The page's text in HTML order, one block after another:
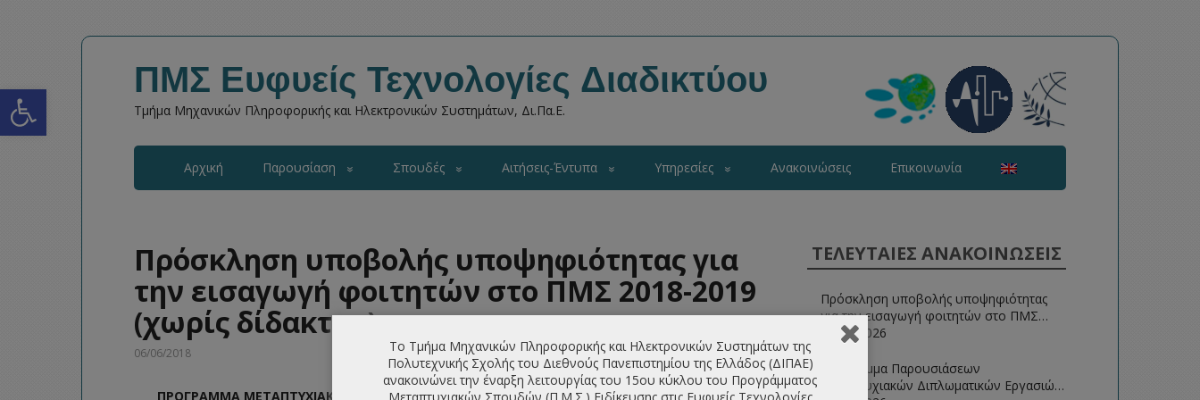
Open toolbar ΠΜΣ Ευφυείς Τεχνολογίες Διαδικτύου
Τμήμα Μηχανικών Πληροφορικής και Ηλεκτρονικών Συστημάτων, Δι.Πα.Ε.
Αρχική Παρουσίαση Σπουδές Αιτήσεις-Έντυπα Υπηρεσίες Ανακοινώσεις Επικοινωνία
Πρόσκληση υποβολής υποψηφιότητας για
την εισαγωγή φοιτητών στο ΠΜΣ 2018-2019
(χωρίς δίδακτρα)
06/06/2018
ΠΡΟΓΡΑΜΜΑ ΜΕΤΑΠΤΥΧΙΑΚΩΝ ΣΠΟΥΔΩΝ ΕΙΔΙΚΕΥΣΗΣ«ΕΥΦΥΕΙΣ ΤΕΧΝΟΛΟΓΙΕΣ ΔΙΑΔΙΚΤΥΟΥ»
ΤΕΛΕΥΤΑΙΕΣ ΑΝΑΚΟΙΝΩΣΕΙΣ
Πρόσκληση υποβολής υποψηφιότητας
για την εισαγωγή φοιτητών στο ΠΜΣ
Ευφυείς Τεχνολογίες Διαδικτύου 2026-
07/07/2026
Πρόγραμμα Παρουσιάσεων
Μεταπτυχιακών Διπλωματικών Εργασιών
Το Τμήμα Μηχανικών Πληροφορικής και Ηλεκτρονικών Συστημάτων της
Πολυτεχνικής Σχολής του Διεθνούς Πανεπιστημίου της Ελλάδος (ΔΙΠΑΕ)
ανακοινώνει την έναρξη λειτουργίας του 15ου κύκλου του Προγράμματος